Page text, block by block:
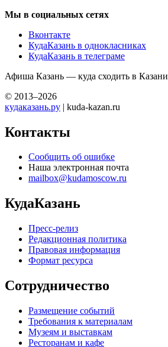
Мы в социальных сетях
Вконтакте
КудаКазань в однокласниках
КудаКазань в телеграме
Афиша Казань — куда сходить в Казани
© 2013–2026
кудаказань.ру | kuda-kazan.ru
Контакты
Сообщить об ошибке
Наша электронная почта
mailbox@kudamoscow.ru
КудаКазань
Пресс-релиз
Редакционная политика
Правовая информация
Формат ресурса
Сотрудничество
Размещение событий
Требования к материалам
Музеям и выставкам
Ресторанам и кафе